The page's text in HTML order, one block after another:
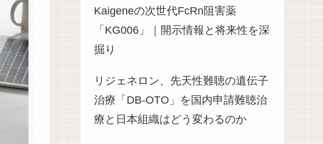
Kaigeneの次世代FcRn阻害薬
「KG006」｜開示情報と将来性を深
掘り
リジェネロン、先天性難聴の遺伝子
治療「DB-OTO」を国内申請難聴治
療と日本組織はどう変わるのか